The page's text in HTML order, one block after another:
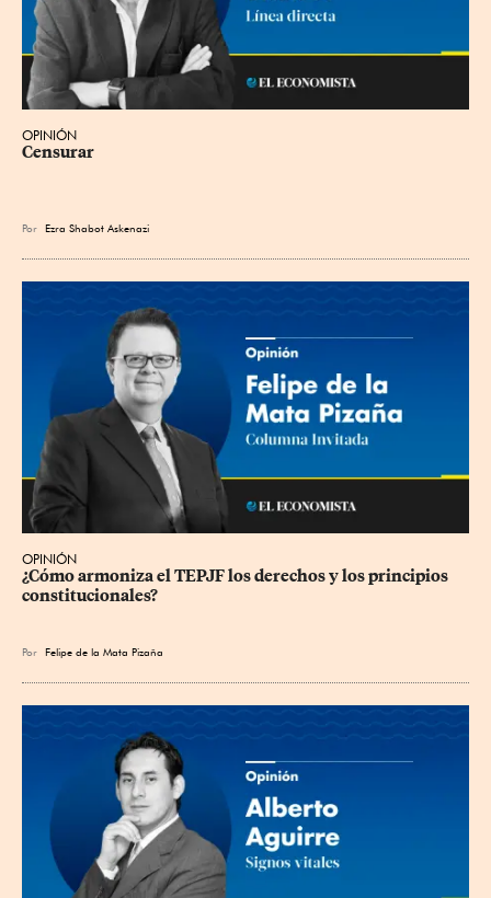
OPINIÓN
Censurar
Por Ezra Shabot Askenazi
OPINIÓN
¿Cómo armoniza el TEPJF los derechos y los principios
constitucionales?
Por Felipe de la Mata Pizaña